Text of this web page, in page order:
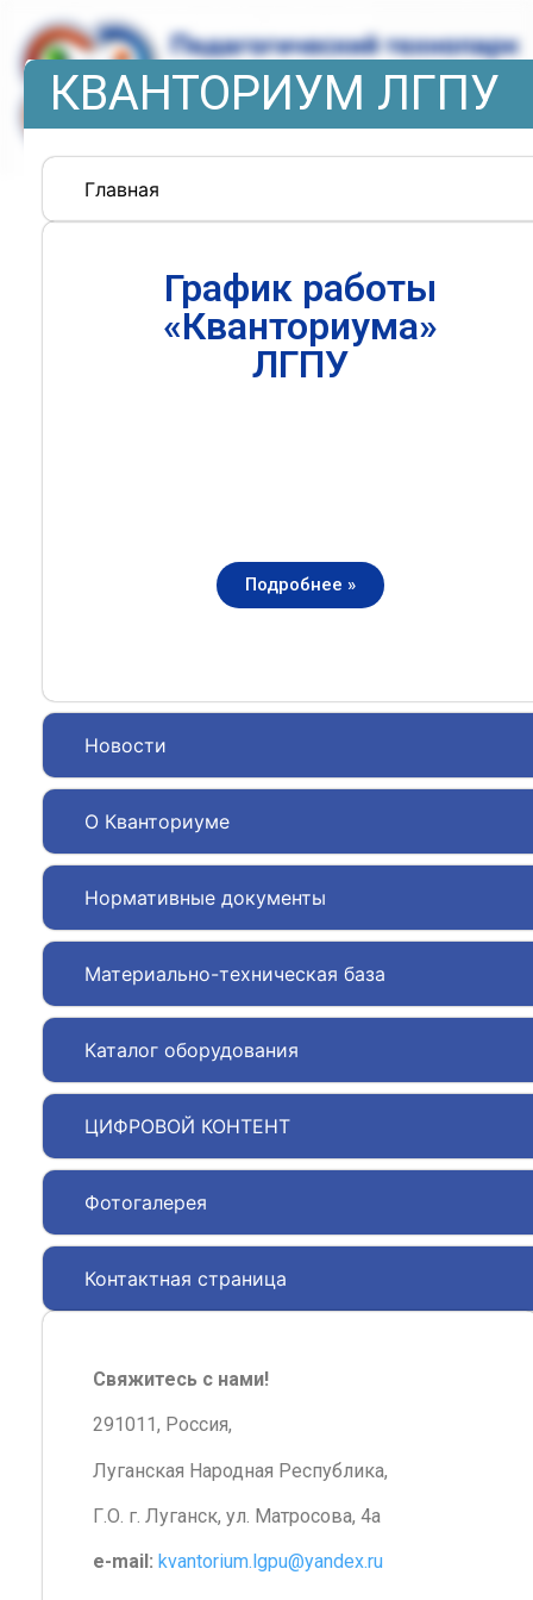
КВАНТОРИУМ ЛГПУ
Главная
Новости
О Кванториуме
Нормативные документы
Материально-техническая база
Каталог оборудования
ЦИФРОВОЙ КОНТЕНТ
Фотогалерея
Контактная страница
График работы
«Кванториума»
ЛГПУ
Подробнее »
Свяжитесь с нами!
291011, Россия,
Луганская Народная Республика,
Г.О. г. Луганск, ул. Матросова, 4а
e-mail: kvantorium.lgpu@yandex.ru